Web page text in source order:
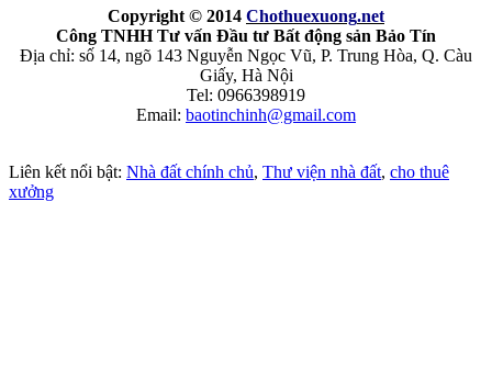
Copyright © 2014 Chothuexuong.net
Công TNHH Tư vấn Đầu tư Bất động sản Bảo Tín
Địa chỉ: số 14, ngõ 143 Nguyễn Ngọc Vũ, P. Trung Hòa, Q. Càu
Giấy, Hà Nội
Tel: 0966398919
Email: baotinchinh@gmail.com
Liên kết nổi bật: Nhà đất chính chủ, Thư viện nhà đất, cho thuê
xưởng